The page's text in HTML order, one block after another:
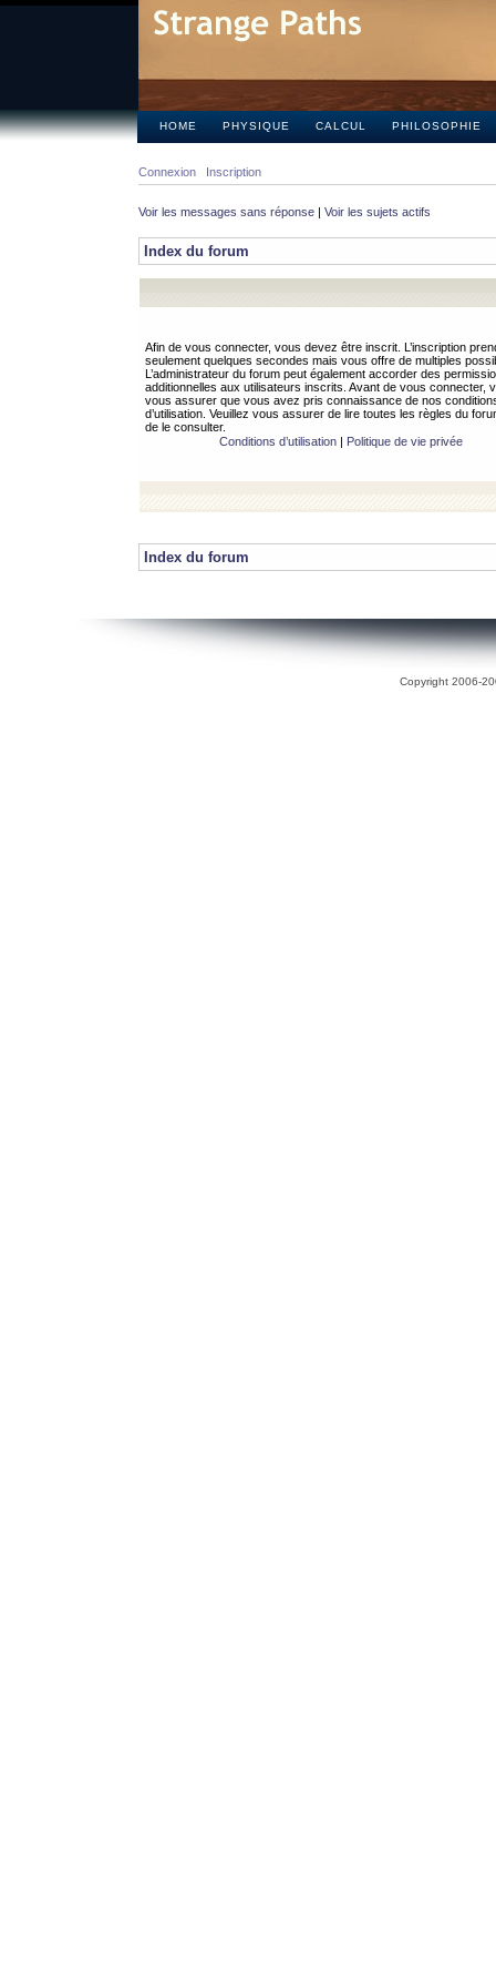
HOME PHYSIQUE CALCUL PHILOSOPHIE
Connexion Inscription
Voir les messages sans réponse | Voir les sujets actifs
Index du forum
Afin de vous connecter, vous devez être inscrit. L’inscription
seulement quelques secondes mais vous offre de multiples
L’administrateur du forum peut également accorder des
additionnelles aux utilisateurs inscrits. Avant de vous connecter,
vous assurer que vous avez pris connaissance de nos
d’utilisation. Veuillez vous assurer de lire toutes les règles du
de le consulter.
Conditions d’utilisation| Politique de vie privée
Index du forum
Copyright 2006-